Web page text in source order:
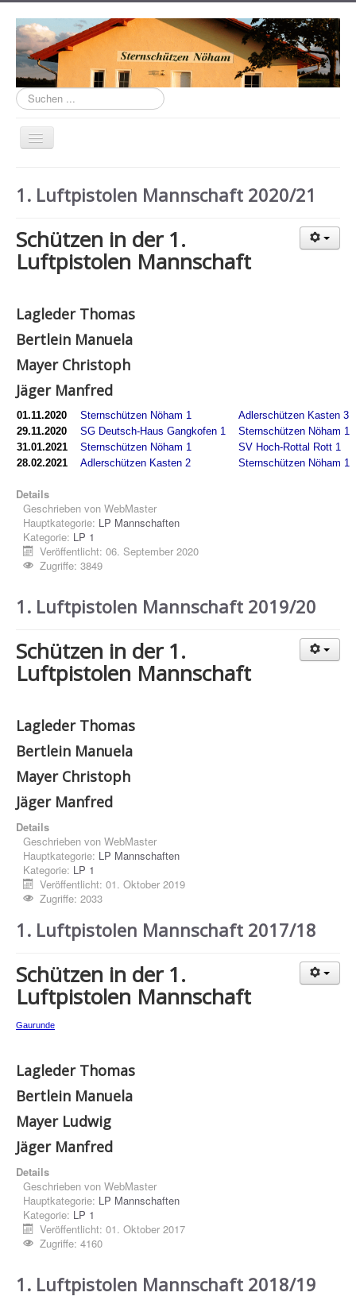
Suchen
...
Navigation
an/aus
Über uns
Schützenhaus
Links
Aktuell
Mannschaften
Jugend
Fotogalerie
Impressum
Datenschutz
1. Luftpistolen Mannschaft 2020/21
Schützen in der 1.
Luftpistolen Mannschaft
Lagleder Thomas
Bertlein Manuela
Mayer Christoph
Jäger Manfred
01.11.2020 Sternschützen Nöham 1
Adlerschützen Kasten 3
29.11.2020
SG Deutsch-Haus Gangkofen 1
Sternschützen Nöham 1
31.01.2021
Sternschützen Nöham 1
SV Hoch-Rottal Rott 1
28.02.2021
Adlerschützen Kasten 2 Sternschützen Nöham 1
Details
Geschrieben von WebMaster
Hauptkategorie: LP Mannschaften
Kategorie: LP 1
Veröffentlicht: 06. September 2020
Zugriffe: 3849
1. Luftpistolen Mannschaft 2019/20
Schützen in der 1.
Luftpistolen Mannschaft
Lagleder Thomas
Bertlein Manuela
Mayer Christoph
Jäger Manfred
Details
Geschrieben von WebMaster
Hauptkategorie: LP Mannschaften
Kategorie: LP 1
Veröffentlicht: 01. Oktober 2019
Zugriffe: 2033
1. Luftpistolen Mannschaft 2017/18
Schützen in der 1.
Luftpistolen Mannschaft
Gaurunde
Lagleder Thomas
Bertlein Manuela
Mayer Ludwig
Jäger Manfred
Details
Geschrieben von WebMaster
Hauptkategorie: LP Mannschaften
Kategorie: LP 1
Veröffentlicht: 01. Oktober 2017
Zugriffe: 4160
1. Luftpistolen Mannschaft 2018/19